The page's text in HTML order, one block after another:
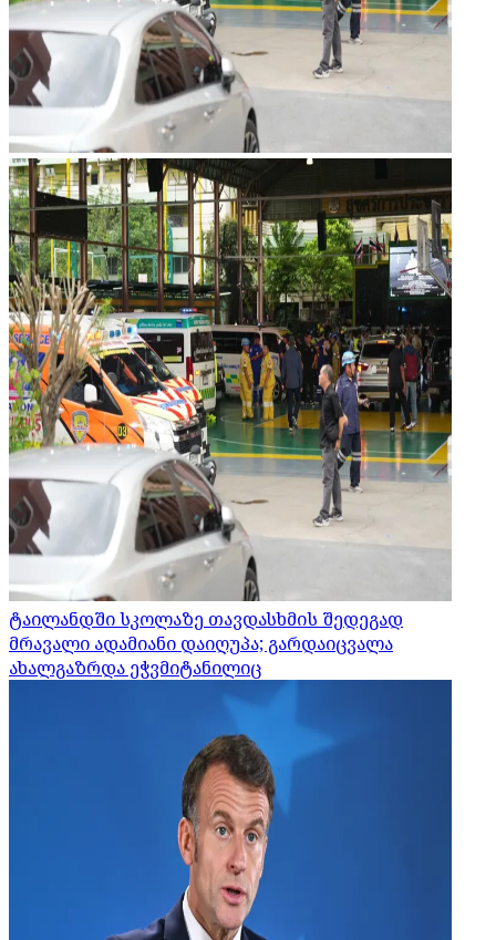
ტაილანდში სკოლაზე თავდასხმის შედეგად
მრავალი ადამიანი დაიღუპა; გარდაიცვალა
ახალგაზრდა ეჭვმიტანილიც